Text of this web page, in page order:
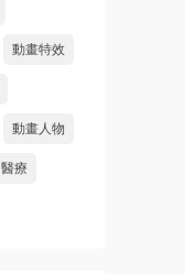
動畫特效
動畫人物
醫療